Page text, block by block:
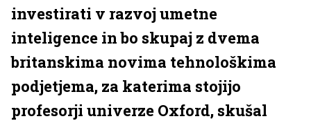
investirati v razvoj umetne
inteligence in bo skupaj z dvema
britanskima novima tehnološkima
podjetjema, za katerima stojijo
profesorji univerze Oxford, skušal